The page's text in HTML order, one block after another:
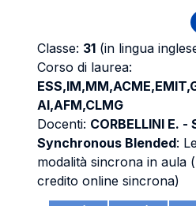
Classe: 31 (in lingua
Corso di laurea:
AI,AFM,CLMG
Docenti: CORBELLINI E. -
Synchronous Blended:
modalità sincrona in aula
credito online sincrona)